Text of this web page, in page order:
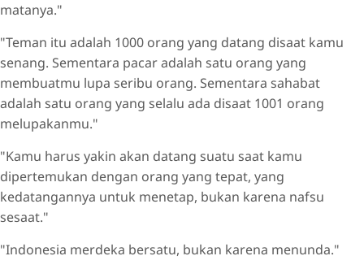
matanya."
"Teman itu adalah 1000 orang yang datang disaat kamu
senang. Sementara pacar adalah satu orang yang
membuatmu lupa seribu orang. Sementara sahabat
adalah satu orang yang selalu ada disaat 1001 orang
melupakanmu."
"Kamu harus yakin akan datang suatu saat kamu
dipertemukan dengan orang yang tepat, yang
kedatangannya untuk menetap, bukan karena nafsu
sesaat."
"Indonesia merdeka bersatu, bukan karena menunda."